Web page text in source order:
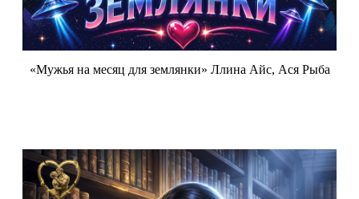
«Мужья на месяц для землянки» Ллина Айс, Ася Рыба